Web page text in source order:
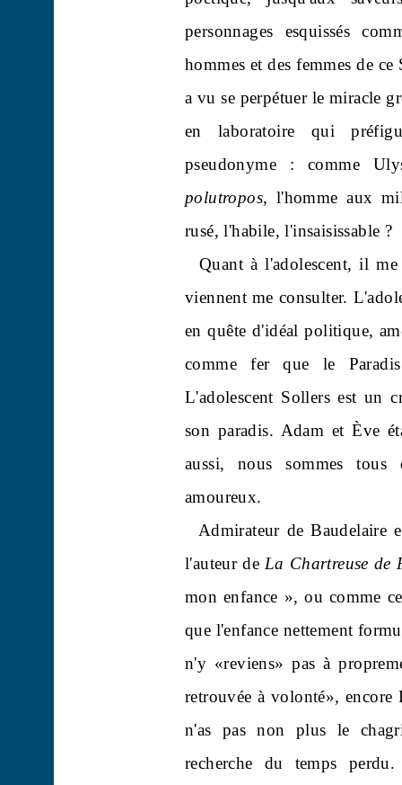
personnages esquissés
hommes et des femmes de
a vu se perpétuer le miracle
en laboratoire qui
pseudonyme : comme
polutropos, l'homme aux
rusé, l'habile, l'insaisissable ?
Quant à l'adolescent, il
viennent me consulter.
en quête d'idéal politique,
comme fer que le
L'adolescent Sollers est un
son paradis. Adam et Ève
aussi, nous sommes tous
amoureux.
Admirateur de Baudelaire
l'auteur de La Chartreuse de
mon enfance », ou comme
que l'enfance nettement
n'y «reviens» pas à
retrouvée à volonté»,
n'as pas non plus le
recherche du temps